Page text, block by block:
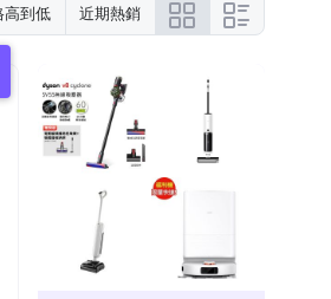
高到低 近期熱銷